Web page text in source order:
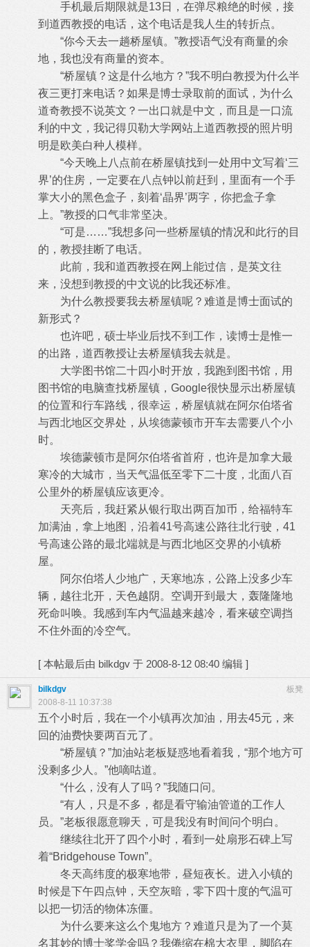
手机最后期限就是13日，在弹尽粮绝的时候，接
到道西教授的电话，这个电话是我人生的转折点。
“你今天去一趟桥屋镇。”教授语气没有商量的余
地，我也没有商量的资本。
“桥屋镇？这是什么地方？”我不明白教授为什么半
夜三更打来电话？如果是博士录取前的面试，为什么
道奇教授不说英文？一出口就是中文，而且是一口流
利的中文，我记得贝勒大学网站上道西教授的照片明
明是欧美白种人模样。
“今天晚上八点前在桥屋镇找到一处用中文写着‘三
界’的住房，一定要在八点钟以前赶到，里面有一个手
掌大小的黑色盒子，刻着‘晶界’两字，你把盒子拿
上。”教授的口气非常坚决。
“可是……”我想多问一些桥屋镇的情况和此行的目
的，教授挂断了电话。
此前，我和道西教授在网上能过信，是英文往
来，没想到教授的中文说的比我还标准。
为什么教授要我去桥屋镇呢？难道是博士面试的
新形式？
也许吧，硕士毕业后找不到工作，读博士是惟一
的出路，道西教授让去桥屋镇我去就是。
大学图书馆二十四小时开放，我跑到图书馆，用
图书馆的电脑查找桥屋镇，Google很快显示出桥屋镇
的位置和行车路线，很幸运，桥屋镇就在阿尔伯塔省
与西北地区交界处，从埃德蒙顿市开车去需要八个小
时。
埃德蒙顿市是阿尔伯塔省首府，也许是加拿大最
寒冷的大城市，当天气温低至零下二十度，北面八百
公里外的桥屋镇应该更冷。
天亮后，我赶紧从银行取出两百加币，给福特车
加满油，拿上地图，沿着41号高速公路往北行驶，41
号高速公路的最北端就是与西北地区交界的小镇桥
屋。
阿尔伯塔人少地广，天寒地冻，公路上没多少车
辆，越往北开，天色越阴。空调开到最大，轰隆隆地
死命叫唤。我感到车内气温越来越冷，看来破空调挡
不住外面的冷空气。
[ 本帖最后由 bilkdgv 于 2008-8-12 08:40 编辑 ]
板凳
bilkdgv
2008-8-11 10:37:38
五个小时后，我在一个小镇再次加油，用去45元，来
回的油费快要两百元了。
“桥屋镇？”加油站老板疑惑地看着我，“那个地方可
没剩多少人。”他嘀咕道。
“什么，没有人了吗？”我随口问。
“有人，只是不多，都是看守输油管道的工作人
员。”老板很愿意聊天，可是我没有时间问个明白。
继续往北开了四个小时，看到一处扇形石碑上写
着“Bridgehouse Town”。
冬天高纬度的极寒地带，昼短夜长。进入小镇的
时候是下午四点钟，天空灰暗，零下四十度的气温可
以把一切活的物体冻僵。
为什么要来这么个鬼地方？难道只是为了一个莫
名其妙的博士奖学金吗？我倦缩在棉大衣里，脚陷在